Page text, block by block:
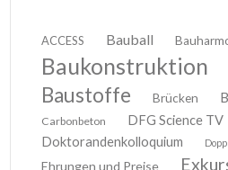
ACCESS Bauball
Baukonstruktion
Baustoffe Brücken
Carbonbeton
DFG Science TV
Doktorandenkolloquium
Ehrungen und Preise